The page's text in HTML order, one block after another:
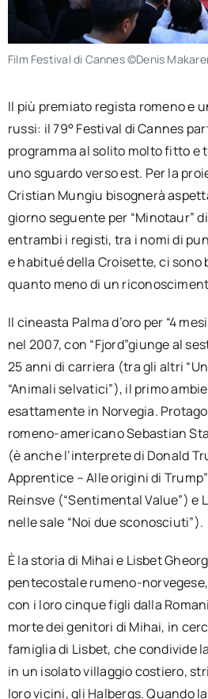
Film Festival di Cannes ©Denis
Il più premiato regista romeno e
russi: il 79° Festival di Cannes
programma al solito molto fitto e
uno sguardo verso est. Per la
Cristian Mungiu bisognerà
giorno seguente per “Minotaur”
entrambi i registi, tra i nomi di
e habitué della Croisette, ci sono
quanto meno di un
Il cineasta Palma d’oro per “4
nel 2007, con “Fjord”giunge al
25 anni di carriera (tra gli altri
“Animali selvatici”), il primo
esattamente in Norvegia.
romeno-americano Sebastian
(è anche l’interprete di Donald
Apprentice – Alle origini di
Reinsve (“Sentimental Value”) e
nelle sale “Noi due sconosciuti”).
È la storia di Mihai e Lisbet
pentecostale rumeno-
con i loro cinque figli dalla
morte dei genitori di Mihai, in
famiglia di Lisbet, che condivide
in un isolato villaggio costiero,
loro vicini, gli Halbergs. Quando